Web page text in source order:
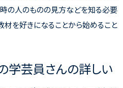
の人のものの見方などを知る必要
材を好きになることから始めること
学芸員さんの詳しい